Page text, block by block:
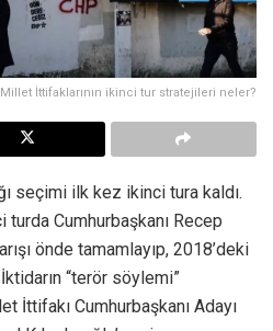
İttifaklarının ikinci tur stratejileri neler?
seçimi ilk kez ikinci tura kaldı.
turda Cumhurbaşkanı Recep
önde tamamlayıp, 2018’deki
“terör söylemi”
İttifakı Cumhurbaşkanı Adayı